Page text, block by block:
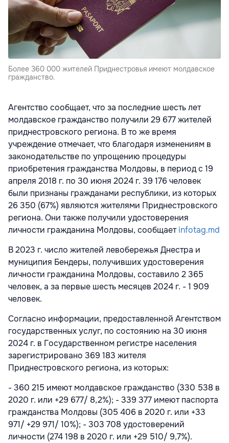
Более 360 000 жителей Приднестровья имеют молдавское
гражданство.
Агентство сообщает, что за последние шесть лет
молдавское гражданство получили 29 677 жителей
приднестровского региона. В то же время
учреждение отмечает, что благодаря изменениям в
законодательстве по упрощению процедуры
приобретения гражданства Молдовы, в период с 19
апреля 2018 г. по 30 июня 2024 г. 39 176 человек
были признаны гражданами республики, из которых
26 350 (67%) являются жителями Приднестровского
региона. Они также получили удостоверения
личности гражданина Молдовы, сообщаетinfotag.md
В 2023 г. число жителей левобережья Днестра и
муниципия Бендеры, получивших удостоверения
личности гражданина Молдовы, составило 2 365
человек, а за первые шесть месяцев 2024 г. - 1 909
человек.
Согласно информации, предоставленной Агентством
государственных услуг, по состоянию на 30 июня
2024 г. в Государственном регистре населения
зарегистрировано 369 183 жителя
Приднестровского региона, из которых:
- 360 215 имеют молдавское гражданство (330 538 в
2020 г. или +29 677/ 8,2%); - 339 377 имеют паспорта
гражданства Молдовы (305 406 в 2020 г. или +33
971/ +29 971/ 10%); - 303 708 удостоверений
личности (274 198 в 2020 г. или +29 510/ 9,7%).